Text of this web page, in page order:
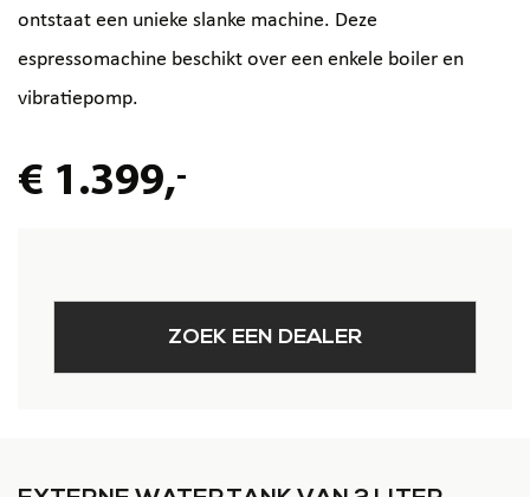
ontstaat een unieke slanke machine. Deze
espressomachine beschikt over een enkele boiler en
vibratiepomp.
€ 1.399,-
ZOEK EEN DEALER